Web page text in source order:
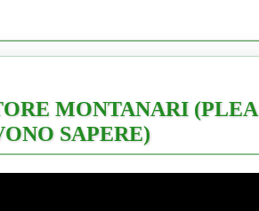
MONTANARI
SAPERE)